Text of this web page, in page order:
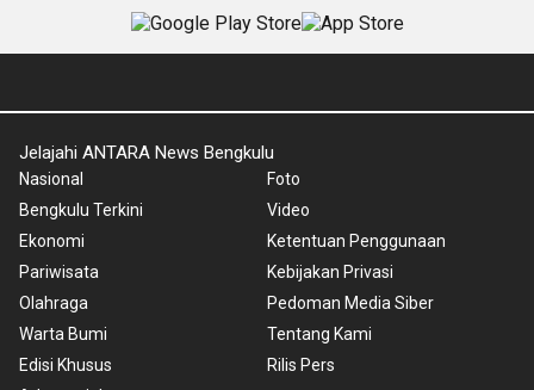
Jelajahi ANTARA News Bengkulu
Nasional
Bengkulu Terkini
Ekonomi
Pariwisata
Olahraga
Warta Bumi
Edisi Khusus
Foto
Video
Ketentuan Penggunaan
Kebijakan Privasi
Pedoman Media Siber
Tentang Kami
Rilis Pers